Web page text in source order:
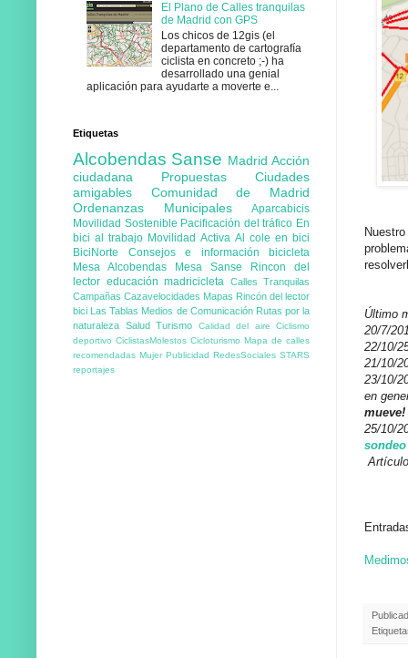
Último
20/7/
22/10/
21/10/
23/10/
en
mueve!
25/10/
sondeo
El Plano de Calles tranquilas
de Madrid con GPS
Los chicos de 12gis (el
departamento de cartografía
ciclista en concreto ;-) ha
desarrollado una genial
aplicación para ayudarte a moverte e...
Etiquetas
Alcobendas Sanse Madrid Acción
ciudadana
Propuestas
Ciudades
amigables
Comunidad de Madrid
Ordenanzas Municipales
Aparcabicis
Movilidad Sostenible Pacificación del tráfico En
bici al trabajo Movilidad Activa Al cole en bici
BiciNorte
Consejos e información
bicicleta
Mesa Alcobendas
Mesa Sanse
Rincon del
lector educación madricicleta Calles Tranquilas
Campañas Cazavelocidades Mapas Rincón del lector
bici Las Tablas Medios de Comunicación Rutas por la
naturaleza Salud Turismo Calidad del aire
Ciclismo
deportivo CiclistasMolestos Cicloturismo Mapa de calles
recomendadas Mujer Publicidad RedesSociales STARS
reportajes